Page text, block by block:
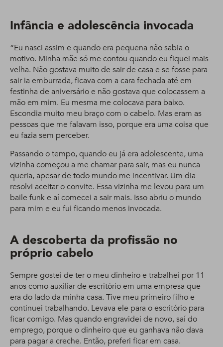
Infância e adolescência invocada
“Eu nasci assim e quando era pequena não sabia o
motivo. Minha mãe só me contou quando eu fiquei mais
velha. Não gostava muito de sair de casa e se fosse para
sair ia emburrada, ficava com a cara fechada até em
festinha de aniversário e não gostava que colocassem a
mão em mim. Eu mesma me colocava para baixo.
Escondia muito meu braço com o cabelo. Mas eram as
pessoas que me falavam isso, porque era uma coisa que
eu fazia sem perceber.
Passando o tempo, quando eu já era adolescente, uma
vizinha começou a me chamar para sair, mas eu nunca
queria, apesar de todo mundo me incentivar. Um dia
resolvi aceitar o convite. Essa vizinha me levou para um
baile funk e aí comecei a sair mais. Isso abriu o mundo
para mim e eu fui ficando menos invocada.
A descoberta da profissão no
próprio cabelo
Sempre gostei de ter o meu dinheiro e trabalhei por 11
anos como auxiliar de escritório em uma empresa que
era do lado da minha casa. Tive meu primeiro filho e
continuei trabalhando. Levava ele para o escritório para
ficar comigo. Mas quando engravidei de novo, saí do
emprego, porque o dinheiro que eu ganhava não dava
para pagar a creche. Então, preferi ficar em casa.